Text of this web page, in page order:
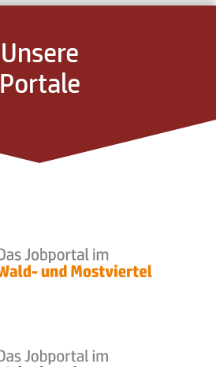
Unsere
Portale